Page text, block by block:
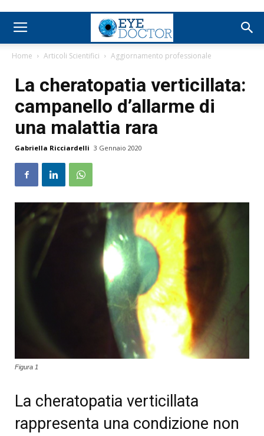
Home Articoli Scientifici Aggiornamento professionale
La cheratopatia verticillata:
campanello d’allarme di
una malattia rara
Gabriella Ricciardelli 3 Gennaio 2020
Figura 1
La cheratopatia verticillata
rappresenta una condizione non